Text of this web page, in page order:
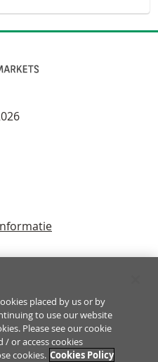
placed by us or by
to use our website
Please see our cookie
or access cookies
cookies. Cookies Policy